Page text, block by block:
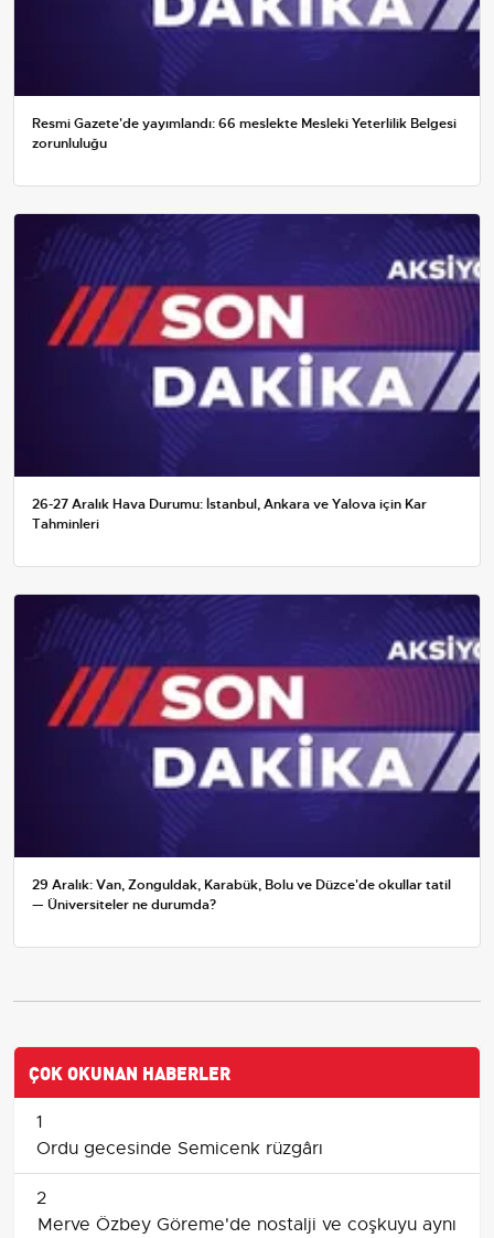
Resmi Gazete'de yayımlandı: 66 meslekte Mesleki Yeterlilik Belgesi
zorunluluğu
26-27 Aralık Hava Durumu: İstanbul, Ankara ve Yalova için Kar
Tahminleri
29 Aralık: Van, Zonguldak, Karabük, Bolu ve Düzce'de okullar tatil
— Üniversiteler ne durumda?
ÇOK OKUNAN HABERLER
1
Ordu gecesinde Semicenk rüzgârı
2
Merve Özbey Göreme'de nostalji ve coşkuyu aynı